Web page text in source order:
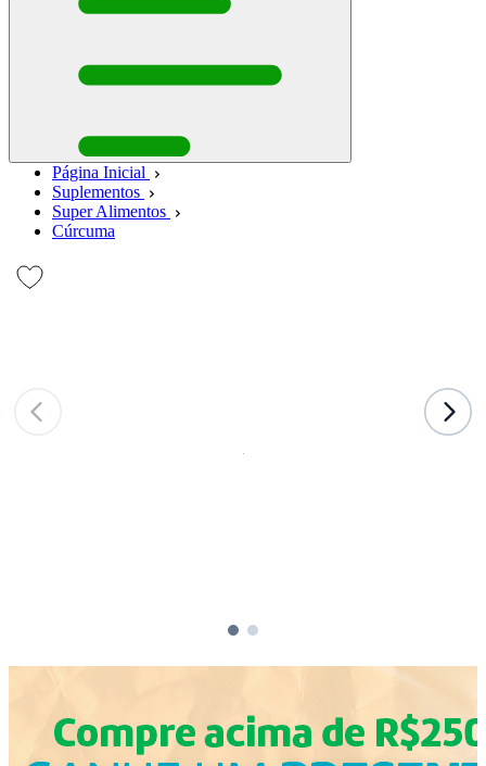
Página Inicial
Suplementos
Super Alimentos
Cúrcuma